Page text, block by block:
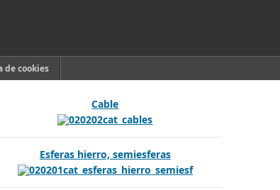
de cookies
Cable
Esferas hierro, semiesferas